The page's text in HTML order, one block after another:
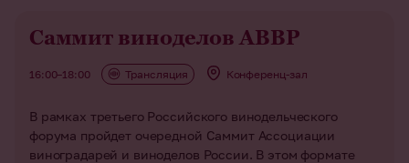
Саммит виноделов АВВР
16:00–18:00 Конференц-зал
Трансляция
В рамках третьего Российского винодельческого
форума пройдет очередной Саммит Ассоциации
виноградарей и виноделов России. В этом формате